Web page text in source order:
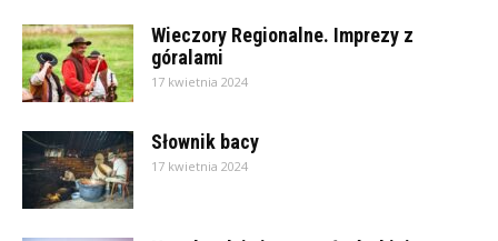
Wieczory Regionalne. Imprezy z
góralami
17 kwietnia 2024
Słownik bacy
17 kwietnia 2024